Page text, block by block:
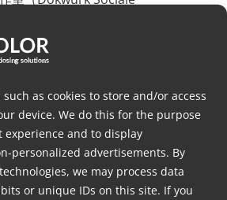
as cookies to store and/or access
device. We do this for the purpose
and to display
personalized advertisements. By
we may process data
or unique IDs on this site. If you
业障碍的人提供就业机会和技能
于 1995 年，旨在为这些人提供
与 Dokwurk 的优秀员工合作。
技能和专业知识对于帮助我们完
要工作非常有价值。我们很高兴
在社会包容和社区参与方面拥有